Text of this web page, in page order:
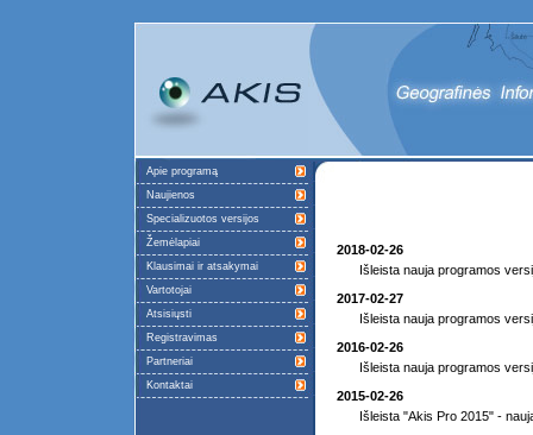
Apie programą
Naujienos
Specializuotos versijos
Žemėlapiai
Klausimai ir atsakymai
Vartotojai
Atsisiųsti
Registravimas
Partneriai
Kontaktai
2018-02-26
Išleista nauja programos
2017-02-27
Išleista nauja programos
2016-02-26
Išleista nauja programos
2015-02-26
Išleista "Akis Pro 2015" -